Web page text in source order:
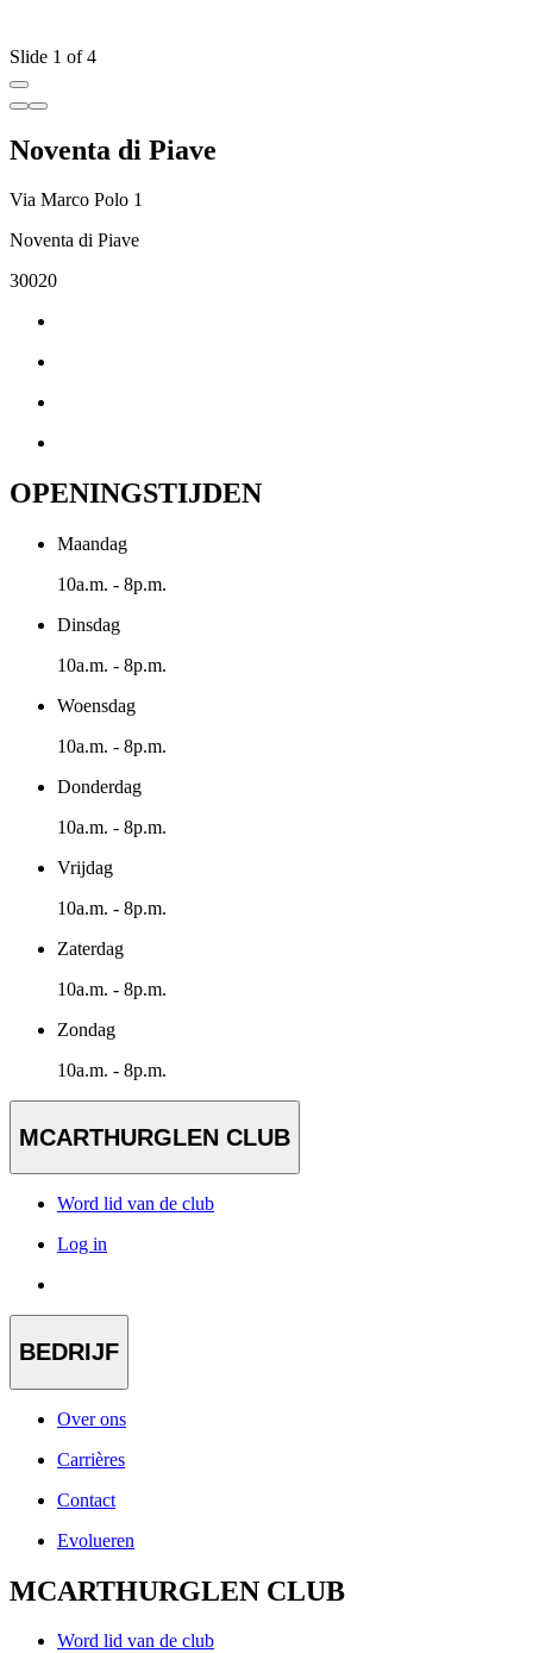
Slide 1 of 4
Noventa di Piave
Via Marco Polo 1
Noventa di Piave
30020
OPENINGSTIJDEN
Maandag
10a.m. - 8p.m.
Dinsdag
10a.m. - 8p.m.
Woensdag
10a.m. - 8p.m.
Donderdag
10a.m. - 8p.m.
Vrijdag
10a.m. - 8p.m.
Zaterdag
10a.m. - 8p.m.
Zondag
10a.m. - 8p.m.
MCARTHURGLEN CLUB
Word lid van de club
Log in
BEDRIJF
Over ons
Carrières
Contact
Evolueren
MCARTHURGLEN CLUB
Word lid van de club